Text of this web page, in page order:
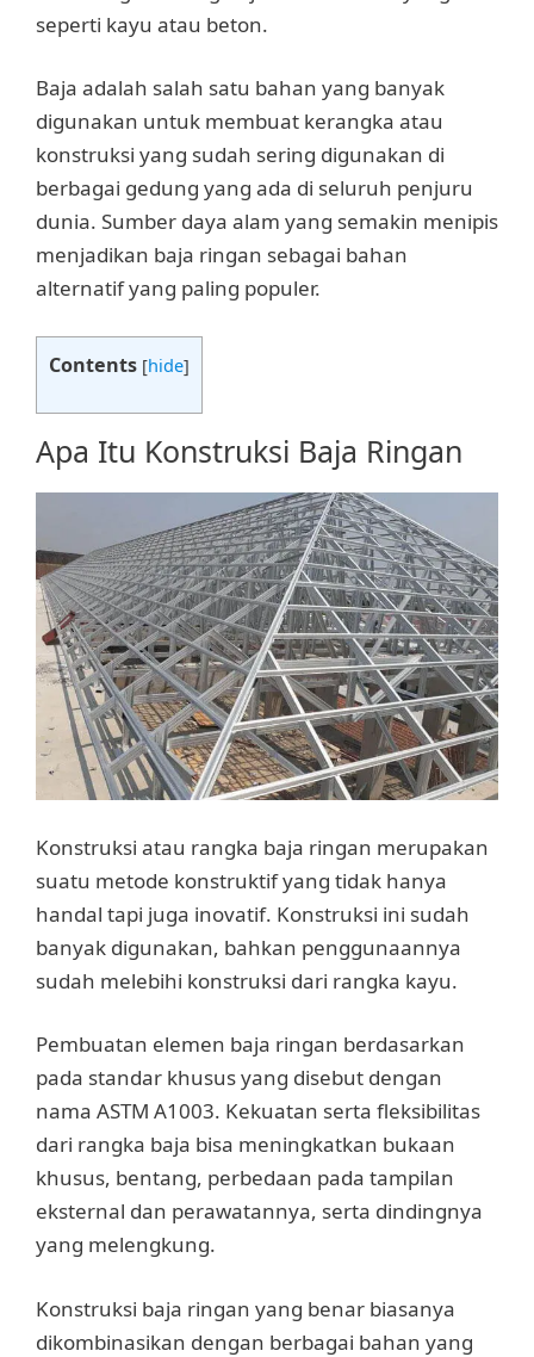
seperti kayu atau beton.
Baja adalah salah satu bahan yang banyak
digunakan untuk membuat kerangka atau
konstruksi yang sudah sering digunakan di
berbagai gedung yang ada di seluruh penjuru
dunia. Sumber daya alam yang semakin menipis
menjadikan baja ringan sebagai bahan
alternatif yang paling populer.
Contents [hide]
Apa Itu Konstruksi Baja Ringan
Konstruksi atau rangka baja ringan merupakan
suatu metode konstruktif yang tidak hanya
handal tapi juga inovatif. Konstruksi ini sudah
banyak digunakan, bahkan penggunaannya
sudah melebihi konstruksi dari rangka kayu.
Pembuatan elemen baja ringan berdasarkan
pada standar khusus yang disebut dengan
nama ASTM A1003. Kekuatan serta fleksibilitas
dari rangka baja bisa meningkatkan bukaan
khusus, bentang, perbedaan pada tampilan
eksternal dan perawatannya, serta dindingnya
yang melengkung.
Konstruksi baja ringan yang benar biasanya
dikombinasikan dengan berbagai bahan yang